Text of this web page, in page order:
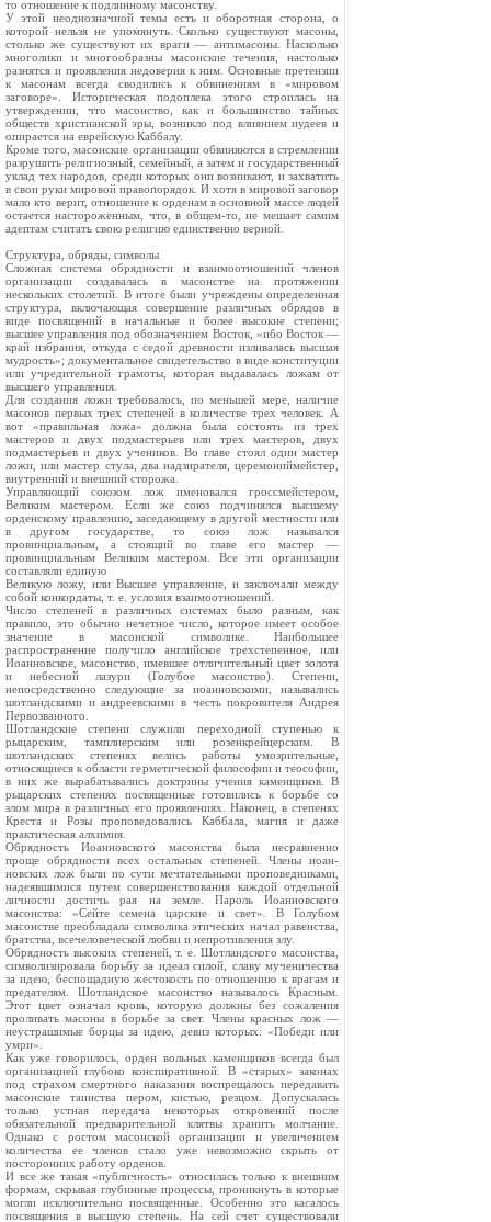
то отношение к подлинному масонству.
У этой неоднозначной темы есть и оборотная сторона, о
которой нельзя не упомянуть. Сколько существуют масоны,
столько же существуют их враги — антимасоны. Насколько
многолики и многообразны масонские течения, настолько
разнятся и проявления недоверия к ним. Основные претензии
к масонам всегда сводились к обвинениям в «мировом
заговоре». Историческая подоплека этого строилась на
утверждении, что масонство, как и большинство тайных
обществ христианской эры, возникло под влиянием иудеев и
опирается на еврейскую Каббалу.
Кроме того, масонские организации обвиняются в стремлении
разрушить религиозный, семейный, а затем и государственный
уклад тех народов, среди которых они возникают, и захватить
в свои руки мировой правопорядок. И хотя в мировой заговор
мало кто верит, отношение к орденам в основной массе людей
остается настороженным, что, в общем-то, не мешает самим
адептам считать свою религию единственно верной.
Структура, обряды, символы
Сложная система обрядности и взаимоотношений членов
организации создавалась в масонстве на протяжении
нескольких столетий. В итоге были учреждены определенная
структура, включающая совершение различных обрядов в
виде посвящений в начальные и более высокие степени;
высшее управления под обозначением Восток, «ибо Восток —
край избрания, откуда с седой древности изливалась высшая
мудрость»; документальное свидетельство в виде конституции
или учредительной грамоты, которая выдавалась ложам от
высшего управления.
Для создания ложи требовалось, по меньшей мере, наличие
масонов первых трех степеней в количестве трех человек. А
вот «правильная ложа» должна была состоять из трех
мастеров и двух подмастерьев или трех мастеров, двух
подмастерьев и двух учеников. Во главе стоял один мастер
ложи, или мастер стула, два надзирателя, церемониймейстер,
внутренний и внешний сторожа.
Управляющий союзом лож именовался гроссмейстером,
Великим мастером. Если же союз подчинялся высшему
орденскому правлению, заседающему в другой местности или
в другом государстве, то союз лож назывался
провинциальным, а стоящий во главе его мастер —
провинциальным Великим мастером. Все эти организации
составляли единую
Великую ложу, или Высшее управление, и заключали между
собой конкордаты, т. е. условия взаимоотношений.
Число степеней в различных системах было разным, как
правило, это обычно нечетное число, которое имеет особое
значение в масонской символике. Наибольшее
распространение получило английское трехстепенное, или
Иоанновское, масонство, имевшее отличительный цвет золота
и небесной лазури (Голубое масонство). Степени,
непосредственно следующие за иоанновскими, назывались
шотландскими и андреевскими в честь покровителя Андрея
Первозванного.
Шотландские степени служили переходной ступенью к
рыцарским, тамплиерским или розенкрейцерским. В
шотландских степенях велись работы умозрительные,
относящиеся к области герметической философии и теософии,
в них же вырабатывались доктрины учения каменщиков. В
рыцарских степенях посвященные готовились к борьбе со
злом мира в различных его проявлениях. Наконец, в степенях
Креста и Розы проповедовались Каббала, магия и даже
практическая алхимия.
Обрядность Иоанновского масонства была несравненно
проще обрядности всех остальных степеней. Члены иоан-
новских лож были по сути мечтательными проповедниками,
надеявшимися путем совершенствования каждой отдельной
личности достичь рая на земле. Пароль Иоанновского
масонства: «Сейте семена царские и свет». В Голубом
масонстве преобладала символика этических начал равенства,
братства, всечеловеческой любви и непротивления злу.
Обрядность высоких степеней, т. е. Шотландского масонства,
символизировала борьбу за идеал силой, славу мученичества
за идею, беспощадную жестокость по отношению к врагам и
предателям. Шотландское масонство называлось Красным.
Этот цвет означал кровь, которую должны без сожаления
проливать масоны в борьбе за свет. Члены красных лож —
неустрашимые борцы за идею, девиз которых: «Победи или
умри».
Как уже говорилось, орден вольных каменщиков всегда был
организацией глубоко конспиративной. В «старых» законах
под страхом смертного наказания воспрещалось передавать
масонские таинства пером, кистью, резцом. Допускалась
только устная передача некоторых откровений после
обязательной предварительной клятвы хранить молчание.
Однако с ростом масонской организации и увеличением
количества ее членов стало уже невозможно скрыть от
посторонних работу орденов.
И все же такая «публичность» относилась только к внешним
формам, скрывая глубинные процессы, проникнуть в которые
могли исключительно посвященные. Особенно это касалось
посвящения в высшую степень. На сей счет существовали